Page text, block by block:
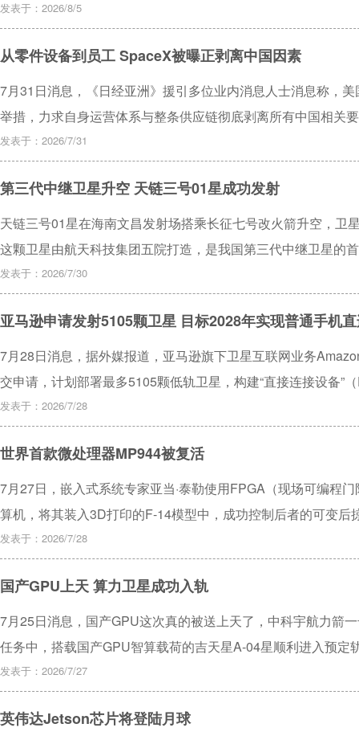
F1平均期望极显著地提升了约4.4%，基于点调整（Point
the Curve，AUC）提升了约1.2%，证明了该协同机制在复杂
发动机环境监测芯片自动化测试系统。此系统可以实现航空发
下的芯片通信能力测试要求。环境监测芯片在标准工况下，能
功能。实验结果表明，航空发动机环境监测芯片可以满足国产
发表于：2026/8/5
从零件设备到员工 SpaceX被曝正剥离中国因素
7月31日消息，《日经亚洲》援引多位业内消息人士消息称，
举措，力求自身运营体系与整条供应链彻底剥离所有中国相关
发表于：2026/7/31
第三代中继卫星升空 天链三号01星成功发射
天链三号01星在海南文昌发射场搭乘长征七号改火箭升空，卫
这颗卫星由航天科技集团五院打造，是我国第三代中继卫星的
人航天器提供数据中继和测控服务，为中低轨道资源卫星提供
发表于：2026/7/30
亚马逊申请发射5105颗卫星 目标2028年实现普通手机
7月28日消息，据外媒报道，亚马逊旗下卫星互联网业务
交申请，计划部署最多5105颗低轨卫星，构建“直接连接设备”
接叫板马斯克旗下星链的直连手机服务。
发表于：2026/7/28
世界首款微处理器MP944被复活
7月27日，嵌入式系统专家亚当·泰勒使用FPGA（现场可编程
算机，将其装入3D打印的F-14模型中，成功控制后者的可变
1970年6月随F-14服役，比1971年11月问世的英特尔4004早
界首款微处理器，性能较英特尔4004快约8倍。亚当·泰勒基于
片，目前该项目的全部代码和文档已公开在GitHub，供全球开
发表于：2026/7/28
国产GPU上天 算力卫星成功入轨
7月25日消息，国产GPU这次真的被送上天了，中科宇航力箭
任务中，搭载国产GPU智算载荷的吉天星A-04星顺利进入预定
发表于：2026/7/27
英伟达Jetson芯片将登陆月球